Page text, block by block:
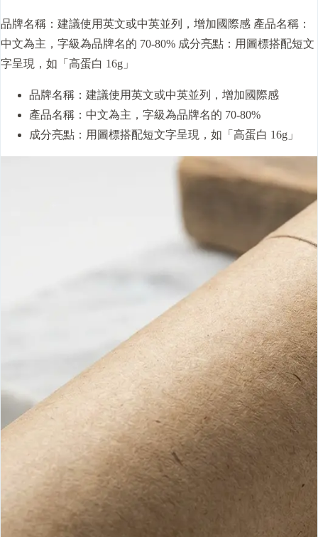
品牌名稱：建議使用英文或中英並列，增加國際感 產品名稱：
中文為主，字級為品牌名的 70-80% 成分亮點：用圖標搭配短文
字呈現，如「高蛋白 16g」
品牌名稱：建議使用英文或中英並列，增加國際感
產品名稱：中文為主，字級為品牌名的 70-80%
成分亮點：用圖標搭配短文字呈現，如「高蛋白 16g」